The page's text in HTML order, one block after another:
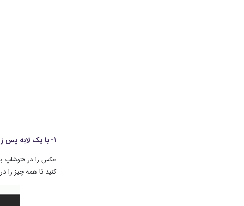
1- با یک لایه پس زمینه شروع کنید
کنید تا همه چیز را